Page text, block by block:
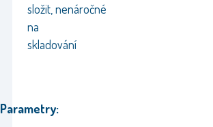
složit, nenáročné
na
skladování
Parametry: